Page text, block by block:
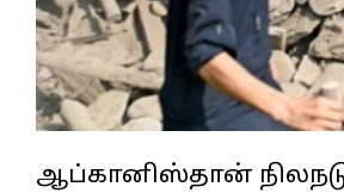
ஆப்கானிஸ்தான்